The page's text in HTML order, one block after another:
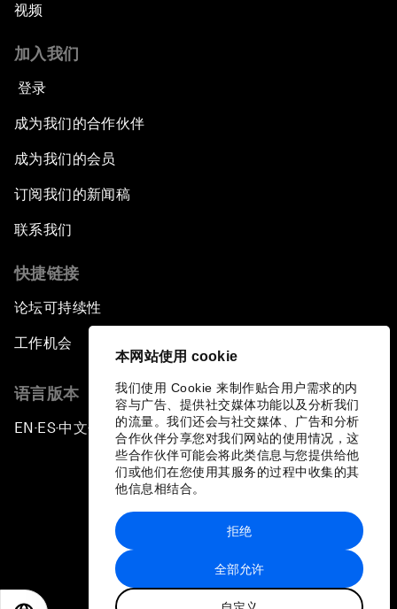
本网站使用 cookie
我们使用 Cookie 来制作贴合用户需求的内
容与广告、提供社交媒体功能以及分析我们
的流量。我们还会与社交媒体、广告和分析
合作伙伴分享您对我们网站的使用情况，这
些合作伙伴可能会将此类信息与您提供给他
们或他们在您使用其服务的过程中收集的其
他信息相结合。
全部允许
拒绝
视频
加入我们
登录
成为我们的合作伙伴
成为我们的会员
订阅我们的新闻稿
联系我们
快捷链接
论坛可持续性
工作机会
语言版本
EN ▪ES▪中文▪ 日本語
站点地图